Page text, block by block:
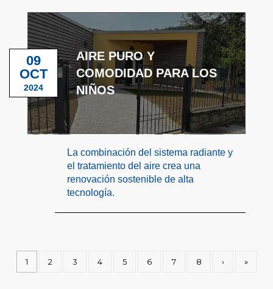
AIRE PURO Y
COMODIDAD PARA LOS
NIÑOS
09
OCT
2024
La combinación del sistema radiante y
el tratamiento del aire crea una
renovación sostenible de alta
tecnología.
1 2 3 4 5 6 7 8 › »